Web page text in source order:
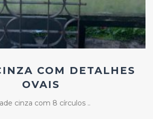
COM DETALHES
OVAIS
cinza com 8 círculos ..